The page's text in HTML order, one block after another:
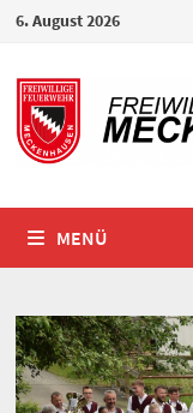
Zum
springen
6. August 2026
MENÜ